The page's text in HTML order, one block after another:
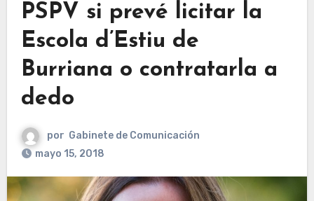
PSPV si prevé licitar la
Escola d’Estiu de
Burriana o contratarla a
dedo
por Gabinete de Comunicación
mayo 15, 2018